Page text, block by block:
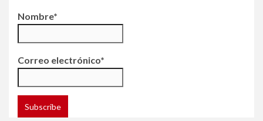
Nombre*
Correo electrónico*